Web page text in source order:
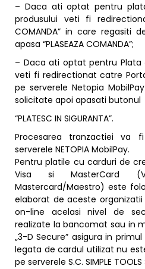
– Daca ati optat pentru
produsului veti fi
COMANDA” in care regasiti
apasa “PLASEAZA COMANDA”;
– Daca ati optat pentru
veti fi redirectionat catre
pe serverele Netopia
solicitate apoi apasati butonul
“PLATESC IN SIGURANTA”.
Procesarea tranzactiei va
serverele NETOPIA MobilPay.
Pentru platile cu carduri de
Visa si MasterCard
Mastercard/Maestro) este
elaborat de aceste
on-line acelasi nivel de
realizate la bancomat sau in
„3-D Secure” asigura in
legata de cardul utilizat nu
pe serverele S.C. SIMPLE TOOLS